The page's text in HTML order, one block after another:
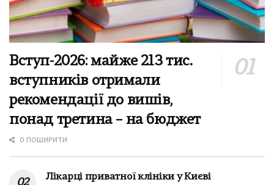
Вступ-2026: майже 213 тис.
вступників отримали
рекомендації до вишів,
понад третина – на бюджет
0 ПОШИРИТИ
Лікарці приватної клініки у Києві